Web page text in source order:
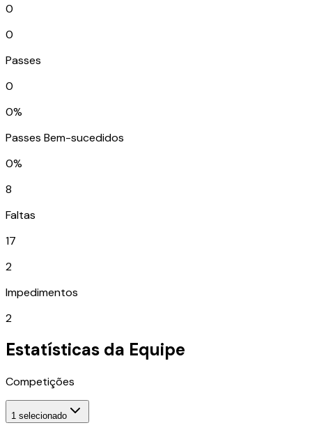
0
0
Passes
0
0%
Passes Bem-sucedidos
0%
8
Faltas
17
2
Impedimentos
2
Estatísticas da Equipe
Competições
1 selecionado